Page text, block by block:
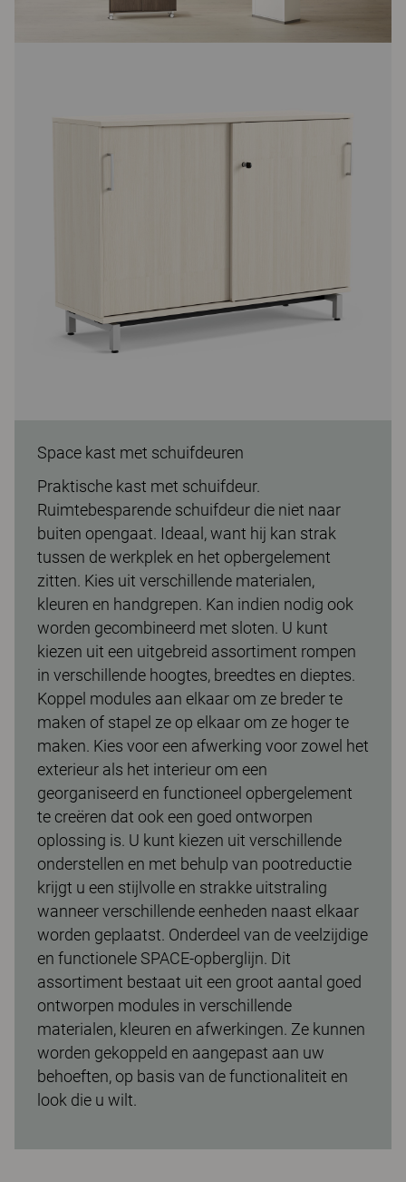
Space kast met schuifdeuren
Praktische kast met schuifdeur.
Ruimtebesparende schuifdeur die niet naar
buiten opengaat. Ideaal, want hij kan strak
tussen de werkplek en het opbergelement
zitten. Kies uit verschillende materialen,
kleuren en handgrepen. Kan indien nodig ook
worden gecombineerd met sloten. U kunt
kiezen uit een uitgebreid assortiment rompen
in verschillende hoogtes, breedtes en dieptes.
Koppel modules aan elkaar om ze breder te
maken of stapel ze op elkaar om ze hoger te
maken. Kies voor een afwerking voor zowel het
exterieur als het interieur om een
georganiseerd en functioneel opbergelement
te creëren dat ook een goed ontworpen
oplossing is. U kunt kiezen uit verschillende
onderstellen en met behulp van pootreductie
krijgt u een stijlvolle en strakke uitstraling
wanneer verschillende eenheden naast elkaar
worden geplaatst. Onderdeel van de veelzijdige
en functionele SPACE-opberglijn. Dit
assortiment bestaat uit een groot aantal goed
ontworpen modules in verschillende
materialen, kleuren en afwerkingen. Ze kunnen
worden gekoppeld en aangepast aan uw
behoeften, op basis van de functionaliteit en
look die u wilt.